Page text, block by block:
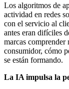
Los algoritmos de
actividad en redes
con el servicio al
antes eran difíciles
marcas comprender
consumidor, cómo
se están formando.
La IA impulsa la